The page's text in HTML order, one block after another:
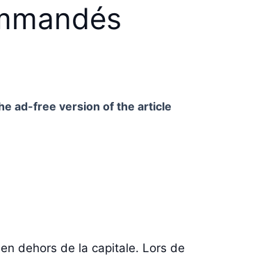
ad-free version of the article
dehors de la capitale. Lors de